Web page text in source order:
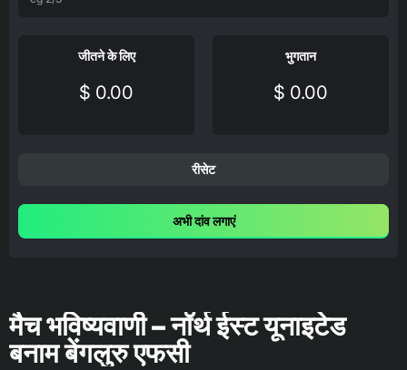
जीतने के लिए
$ 0.00
भुगतान
$ 0.00
रीसेट
अभी दांव लगाएं
मैच भविष्यवाणी – नॉर्थ ईस्ट यूनाइटेड
बनाम बेंगलुरु एफसी